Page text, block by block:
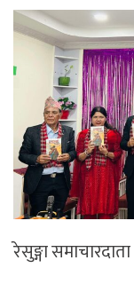
रेसुङ्गा समाचारदाता